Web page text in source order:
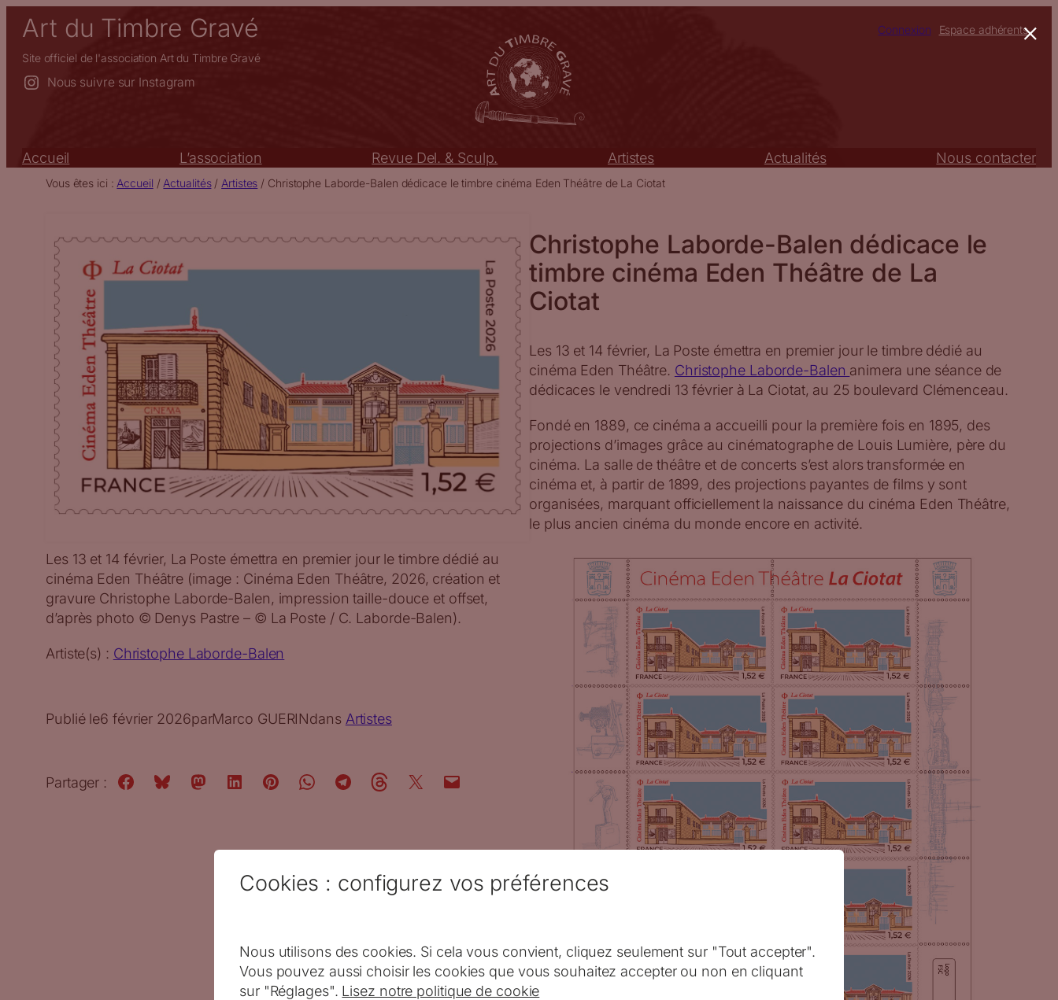
Aller
contenu
Art du Timbre Gravé
Site officiel de l'association Art du Timbre Gravé
Nous suivre sur Instagram
Connexion Espace adhérents
Accueil L’association Revue Del. & Sculp. Artistes Actualités Nous contacter
Vous êtes ici : Accueil / Actualités/ Artistes / Christophe Laborde-Balen dédicace le timbre cinéma Eden Théâtre de La Ciotat
Les 13 et 14 février, La Poste émettra en premier jour le timbre dédié au
cinéma Eden Théâtre (image : Cinéma Eden Théâtre, 2026, création et
gravure Christophe Laborde-Balen, impression taille-douce et offset,
d’après photo © Denys Pastre – © La Poste / C. Laborde-Balen).
Artiste(s) : Christophe Laborde-Balen
Publié le6 février 2026parMarco GUERINdans Artistes
Partager :
Christophe Laborde-Balen dédicace le
timbre cinéma Eden Théâtre de La
Ciotat
Les 13 et 14 février, La Poste émettra en premier jour le timbre dédié au
cinéma Eden Théâtre. Christophe Laborde-Balen animera une séance de
dédicaces le vendredi 13 février à La Ciotat, au 25 boulevard Clémenceau.
Fondé en 1889, ce cinéma a accueilli pour la première fois en 1895, des
projections d’images grâce au cinématographe de Louis Lumière, père du
cinéma. La salle de théâtre et de concerts s’est alors transformée en
cinéma et, à partir de 1899, des projections payantes de films y sont
organisées, marquant officiellement la naissance du cinéma Eden Théâtre,
le plus ancien cinéma du monde encore en activité.
×
Cookies : configurez vos préférences
Nous utilisons des cookies. Si cela vous convient, cliquez seulement sur "Tout accepter".
Vous pouvez aussi choisir les cookies que vous souhaitez accepter ou non en cliquant
sur "Réglages". Lisez notre politique de cookie